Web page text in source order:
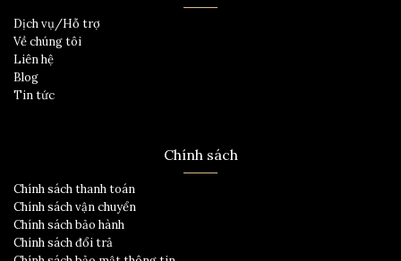
Dịch vụ/Hỗ trợ
Về chúng tôi
Liên hệ
Blog
Tin tức
Chính sách
Chính sách thanh toán
Chính sách vận chuyển
Chính sách bảo hành
Chính sách đổi trả